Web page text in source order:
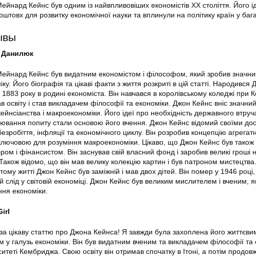
Кейнс був одним із найвпливовіших економістів XX століття. Його
для розвитку економічної науки та вплинули на політику країн у
Кейнс був видатним економістом і філософом, який зробив
Його біографія та цікаві факти з життя розкриті в цій статті.
року в родині економіста. Він навчався в королівському коледжі при
освіту і став викладачем філософії та економіки. Джон Кейнс вніс
і макроекономіки. Його ідеї про необхідність державного
попиту стали основою його вчення. Джон Кейнс відомий своїми
інфляції та економічного циклу. Він розробив концепцію
для розуміння макроекономіки. Цікаво, що Джон Кейнс був також
і фінансистом. Він заснував свій власний фонд і заробив великі
відомо, що він мав велику колекцію картин і був патроном
житті Джон Кейнс був заміжній і мав двох дітей. Він помер у 1946
слід у світовій економіці. Джон Кейнс був великим мислителем і вченим,
економіки.
цікаву статтю про Джона Кейнса! Я завжди була захоплена його
у галузь економіки. Він був видатним вченим та викладачем філософії та
Кембриджа. Свою освіту він отримав спочатку в Ітоні, а потім